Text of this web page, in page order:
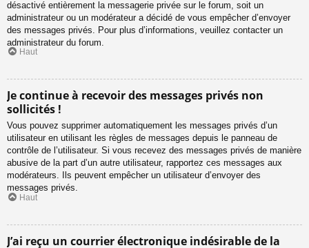
désactivé entièrement la messagerie privée sur le forum, soit un
administrateur ou un modérateur a décidé de vous empêcher d’envoyer
des messages privés. Pour plus d’informations, veuillez contacter un
administrateur du forum.
Haut
Je continue à recevoir des messages privés non
sollicités !
Vous pouvez supprimer automatiquement les messages privés d’un
utilisateur en utilisant les règles de messages depuis le panneau de
contrôle de l’utilisateur. Si vous recevez des messages privés de manière
abusive de la part d’un autre utilisateur, rapportez ces messages aux
modérateurs. Ils peuvent empêcher un utilisateur d’envoyer des
messages privés.
Haut
J’ai reçu un courrier électronique indésirable de la